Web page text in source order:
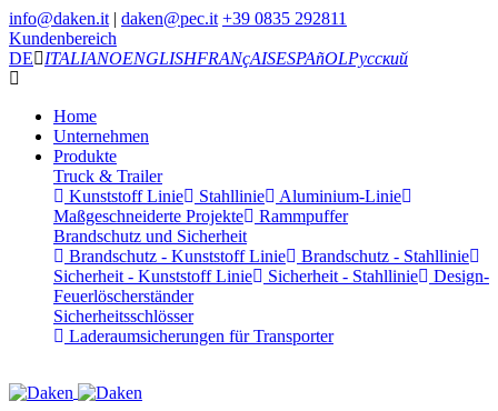
info@daken.it | daken@pec.it +39 0835 292811
Kundenbereich
DE
ITALIANOENGLISHFRANçAISESPAñOLРусский
Home
Unternehmen
Produkte
Truck & Trailer
Kunststoff Linie
Stahllinie
Aluminium-Linie
Maßgeschneiderte Projekte
Rammpuffer
Brandschutz und Sicherheit
Brandschutz - Kunststoff Linie
Brandschutz - Stahllinie
Sicherheit - Kunststoff Linie
Sicherheit - Stahllinie
Design-
Feuerlöscherständer
Sicherheitsschlösser
Laderaumsicherungen für Transporter